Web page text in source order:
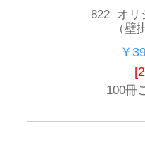
822 オリ
（壁
￥
100冊